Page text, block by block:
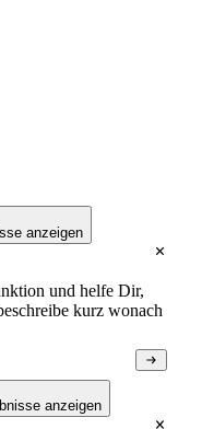
anzeigen
und helfe Dir,
kurz wonach
anzeigen